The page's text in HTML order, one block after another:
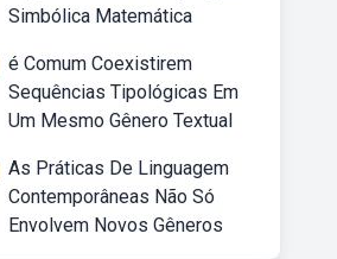
Simbólica Matemática
é Comum Coexistirem
Sequências Tipológicas Em
Um Mesmo Gênero Textual
As Práticas De Linguagem
Contemporâneas Não Só
Envolvem Novos Gêneros